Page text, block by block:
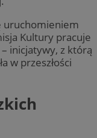
uruchomieniem
Kultury pracuje
inicjatywy, z którą
w przeszłości
1 rok